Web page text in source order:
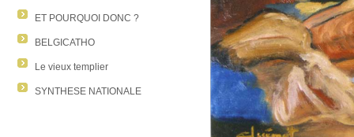
ET POURQUOI DONC ?
BELGICATHO
Le vieux templier
SYNTHESE NATIONALE